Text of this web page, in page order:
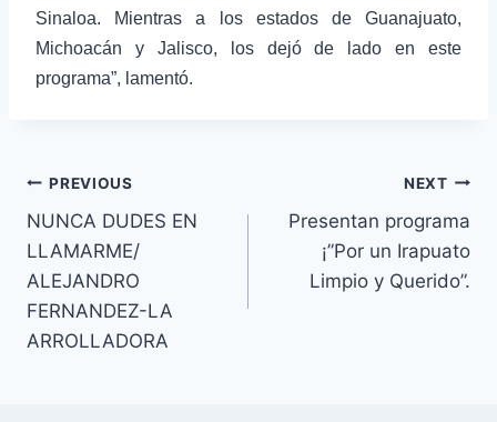
Sinaloa. Mientras a los estados de Guanajuato,
Michoacán y Jalisco, los dejó de lado en este
programa”, lamentó.
PREVIOUS
NUNCA DUDES EN
LLAMARME/
ALEJANDRO
FERNANDEZ-LA
ARROLLADORA
NEXT
Presentan programa
¡”Por un Irapuato
Limpio y Querido”.